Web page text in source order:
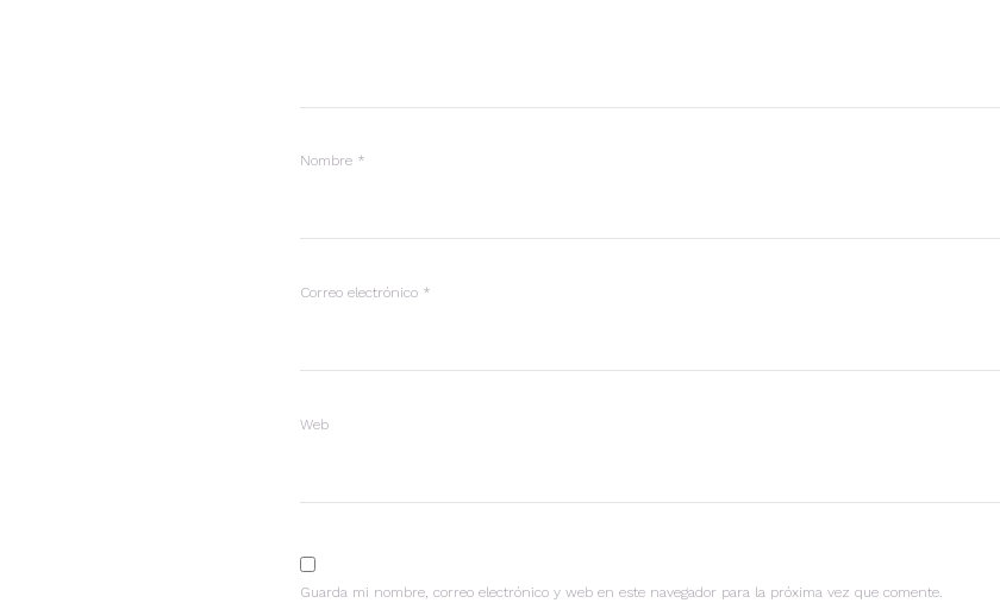
Nombre *
Correo electrónico *
Web
Guarda mi nombre, correo electrónico y web en este navegador para la próxima vez que comente.